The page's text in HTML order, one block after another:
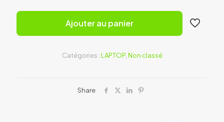
Ajouter au panier
Catégories :LAPTOP, Non classé
Share